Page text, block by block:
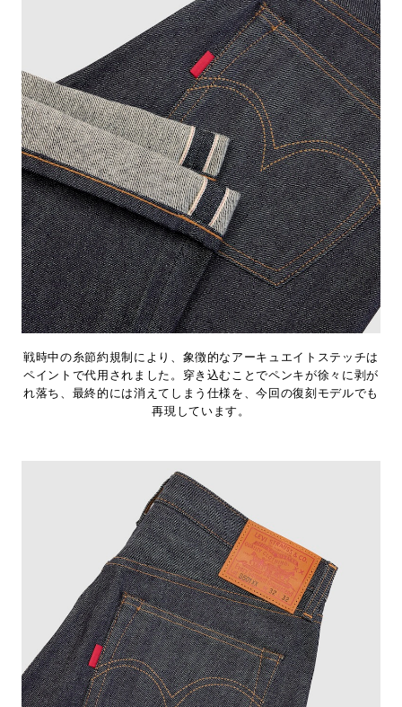
戦時中の糸節約規制により、象徴的なアーキュエイトステッチは
ペイントで代用されました。穿き込むことでペンキが徐々に剥が
れ落ち、最終的には消えてしまう仕様を、今回の復刻モデルでも
再現しています。